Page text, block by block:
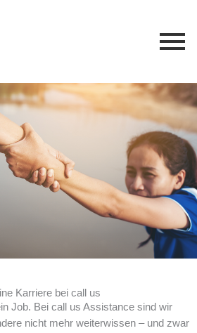
Karriere bei call us
Job. Bei call us Assistance sind wir
nicht mehr weiterwissen – und zwar